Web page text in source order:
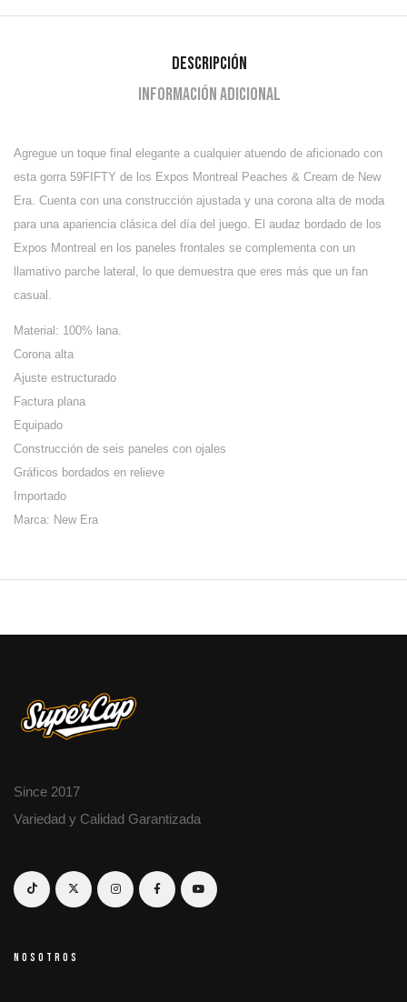
Descripción
Información adicional
Agregue un toque final elegante a cualquier atuendo de aficionado con
esta gorra 59FIFTY de los Expos Montreal Peaches & Cream de New
Era. Cuenta con una construcción ajustada y una corona alta de moda
para una apariencia clásica del día del juego. El audaz bordado de los
Expos Montreal en los paneles frontales se complementa con un
llamativo parche lateral, lo que demuestra que eres más que un fan
casual.
Material: 100% lana.
Corona alta
Ajuste estructurado
Factura plana
Equipado
Construcción de seis paneles con ojales
Gráficos bordados en relieve
Importado
Marca: New Era
Since 2017
Variedad y Calidad Garantizada
NOSOTROS